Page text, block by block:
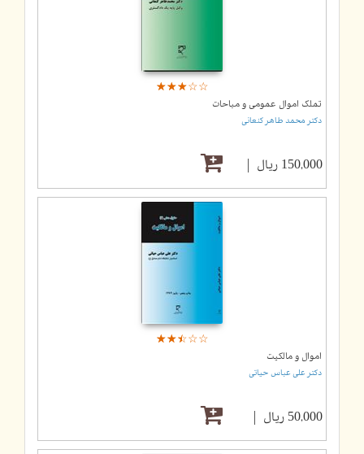
☆☆☆☆☆
★★★★★
تملک اموال عمومی و مباحات
دکتر محمد طاهر کنعانی
150,000 ریال
☆☆☆☆☆
★★★★★
اموال و مالکیت
دکتر علی عباس حیاتی
50,000 ریال